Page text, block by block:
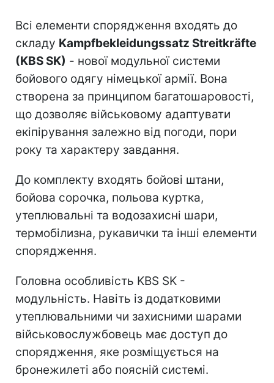
Всі елементи спорядження входять до
складу Kampfbekleidungssatz Streitkräfte
(KBS SK) - нової модульної системи
бойового одягу німецької армії. Вона
створена за принципом багатошаровості,
що дозволяє військовому адаптувати
екіпірування залежно від погоди, пори
року та характеру завдання.
До комплекту входять бойові штани,
бойова сорочка, польова куртка,
утеплювальні та водозахисні шари,
термобілизна, рукавички та інші елементи
спорядження.
Головна особливість KBS SK -
модульність. Навіть із додатковими
утеплювальними чи захисними шарами
військовослужбовець має доступ до
спорядження, яке розміщується на
бронежилеті або поясній системі.